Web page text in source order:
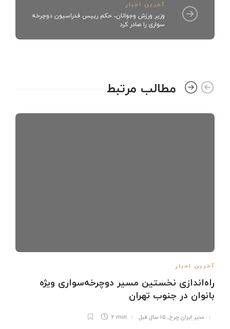
آخرین اخبار
وزیر ورزش وجوانان، حکم رییس فدراسیون دوچرخه
سواری را صادر کرد
مطالب مرتبط
آخرین اخبار
راه‌اندازی نخستین مسیر دوچرخه‌سواری ویژه
بانوان در جنوب تهران
مدیر ایران چرخ, 15 سال قبل 2 min